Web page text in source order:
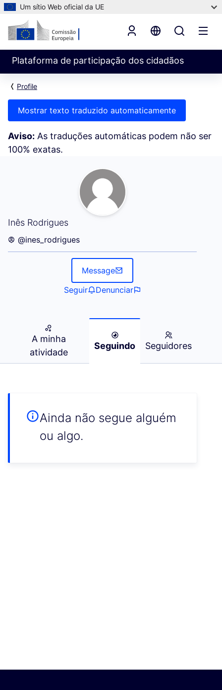
Um sítio Web oficial da UE
Plataforma de participação dos cidadãos
Profile
Mostrar texto traduzido automaticamente
Aviso: As traduções automáticas podem não ser
100% exatas.
Inês Rodrigues
Seguindo (Inês Rodrigues)
@ines_rodrigues
Message
Seguir
Denunciar
A minha
atividade
Seguindo Seguidores
Ainda não segue alguém
ou algo.